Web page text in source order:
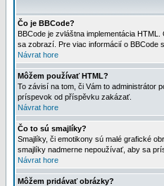
Čo je BBCode?
BBCode je zvláštna implementácia
sa zobrazí. Pre viac informácií o BBCode
Návrat hore
Môžem používať HTML?
To závisí na tom, či Vám to administrátor
príspevok od příspěvku zakázať.
Návrat hore
Čo to sú smajlíky?
Smajlíky, či emotikony sú malé grafické
smajlíky nadmerne nepoužívať, aby sa
Návrat hore
Môžem pridávať obrázky?